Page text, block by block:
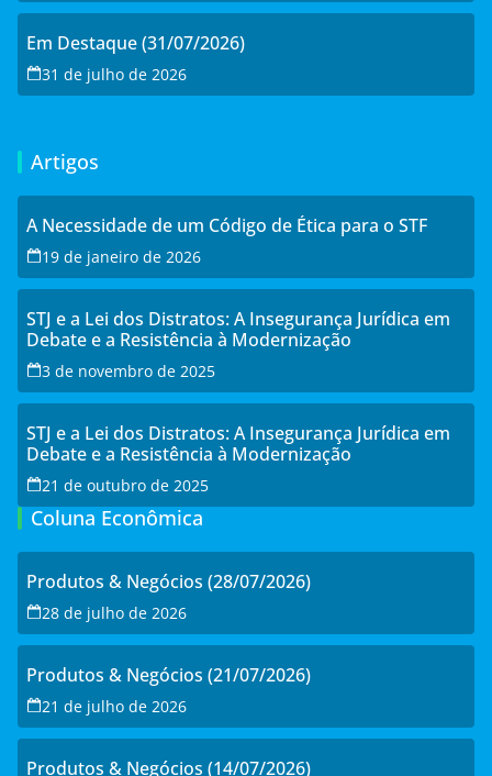
Em Destaque (31/07/2026)
31 de julho de 2026
Artigos
A Necessidade de um Código de Ética para o STF
19 de janeiro de 2026
STJ e a Lei dos Distratos: A Insegurança Jurídica em
Debate e a Resistência à Modernização
3 de novembro de 2025
STJ e a Lei dos Distratos: A Insegurança Jurídica em
Debate e a Resistência à Modernização
21 de outubro de 2025
Coluna Econômica
Produtos & Negócios (28/07/2026)
28 de julho de 2026
Produtos & Negócios (21/07/2026)
21 de julho de 2026
Produtos & Negócios (14/07/2026)